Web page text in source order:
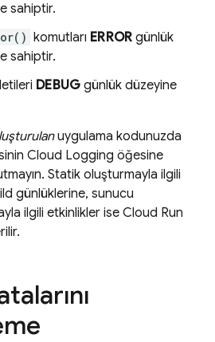
sahiptir.
komutları ERROR günlük
sahiptir.
DEBUG günlük düzeyine
uygulama kodunuzda
Cloud Logging öğesine
Statik oluşturmayla ilgili
günlüklerine, sunucu
ilgili etkinlikler ise Cloud Run